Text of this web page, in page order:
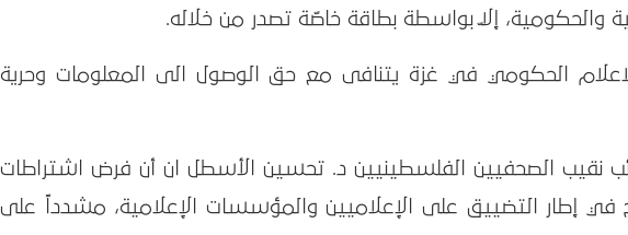
والحكومية، إلّا بواسطة بطاقة خاصّة تصدر من خلاله.
الحكومي في غزة يتنافى مع حق الوصول الى المعلومات وحرية
نقيب الصحفيين الفلسطينيين د. تحسين الأسطل ان أن فرض اشتراطات
في إطار التضييق على الإعلاميين والمؤسسات الإعلامية، مشدداً على